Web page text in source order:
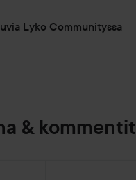
Lyko Communityssa
& kommentit